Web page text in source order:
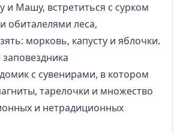
Машу, встретиться с сурком
обиталелями леса,
морковь, капусту и яблочки.
с сувенирами, в котором
тарелочки и множество
и нетрадиционных